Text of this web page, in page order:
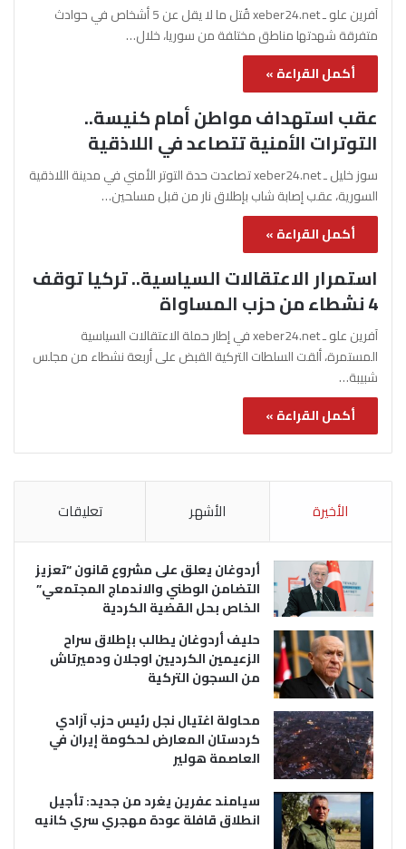
آفرين علو ـ xeber24.net قُتل ما لا يقل عن 5 أشخاص في حوادث
متفرقة شهدتها مناطق مختلفة من سوريا، خلال…
أكمل القراءة »
عقب استهداف مواطن أمام كنيسة..
التوترات الأمنية تتصاعد في اللاذقية
سوز خليل ـ xeber24.net تصاعدت حدة التوتر الأمني في مدينة اللاذقية
السورية، عقب إصابة شاب بإطلاق نار من قبل مسلحين…
أكمل القراءة »
استمرار الاعتقالات السياسية.. تركيا توقف
4 نشطاء من حزب المساواة
آفرين علو ـ xeber24.net في إطار حملة الاعتقالات السياسية
المستمرة، ألقت السلطات التركية القبض على أربعة نشطاء من مجلس
شبيبة…
أكمل القراءة »
الأخيرة الأشهر تعليقات
أردوغان يعلق على مشروع قانون “تعزيز
التضامن الوطني والاندماج المجتمعي”
الخاص بحل القضية الكردية
حليف أردوغان يطالب بإطلاق سراح
الزعيمين الكرديين اوجلان ودميرتاش
من السجون التركية
محاولة اغتيال نجل رئيس حزب آزادي
كردستان المعارض لحكومة إيران في
العاصمة هولير
سيامند عفرين يغرد من جديد: تأجيل
انطلاق قافلة عودة مهجري سري كانيه